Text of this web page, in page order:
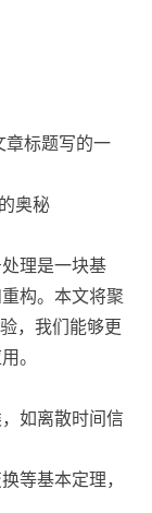
章标题写的一
奥秘
理是一块基
构。本文将聚
，我们能够更
。
如离散时间信
等基本定理，